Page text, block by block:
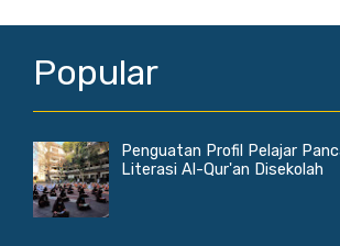
Popular
Penguatan Profil Pelajar
Literasi Al-Qur'an Disekolah